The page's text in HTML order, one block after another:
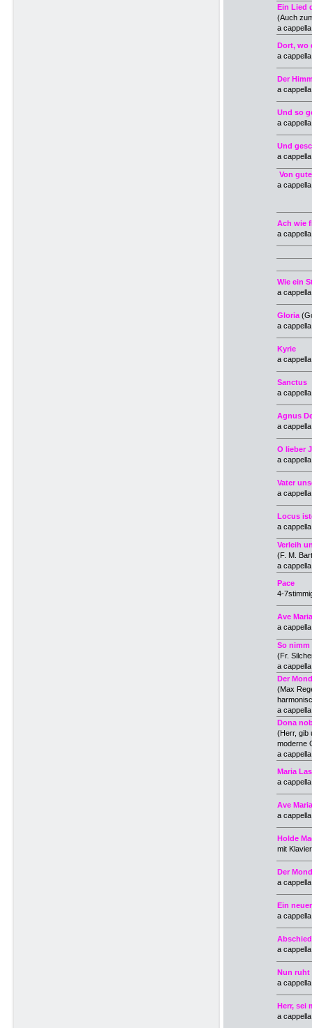
Ein Lied
(Auch
a
Dort, wo
a
Der
a
Und so
a
Und
a
Von
a cappella
Ach wie
a
Wie ein
a
Gloria
a
Kyrie
a
Sanctus
a
Agnus
a
O lieber
a
Vater
a
Locus
a
Verleih
(F. M.
a
Pace
4-
Ave Maria
a
So nimm
(Fr.
a
Der
(Max
a
Dona
(Herr, gib
moderne
a
Maria
a
Ave Maria
a
Holde
mit
Der
a
Ein
a
Abschied
a
Nun ruht
a cappella
Herr, sei
a